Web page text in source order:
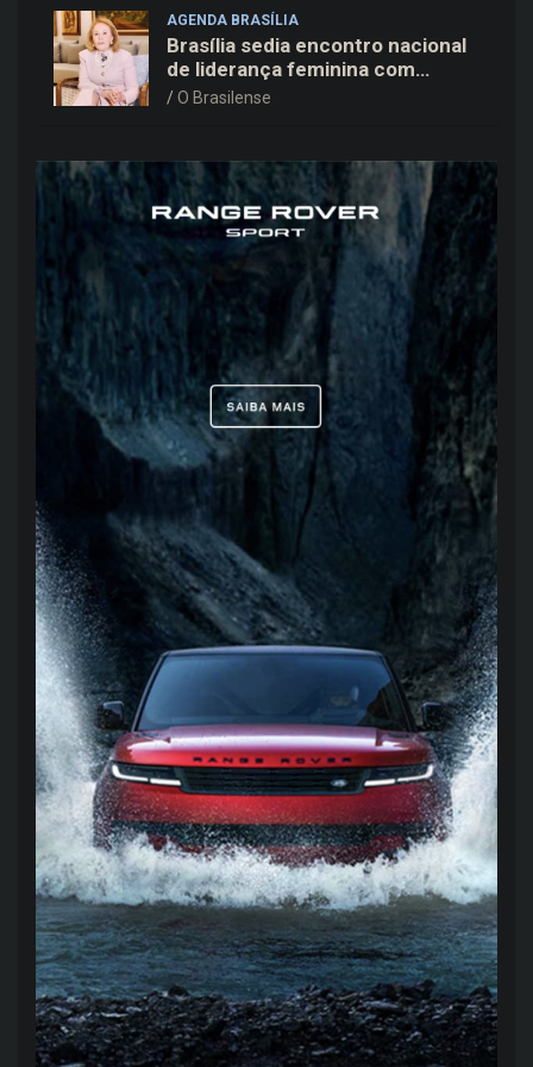
AGENDA BRASÍLIA
Brasília sedia encontro nacional
de liderança feminina com
Janete Vaz, Carla Fonseca e
O Brasilense